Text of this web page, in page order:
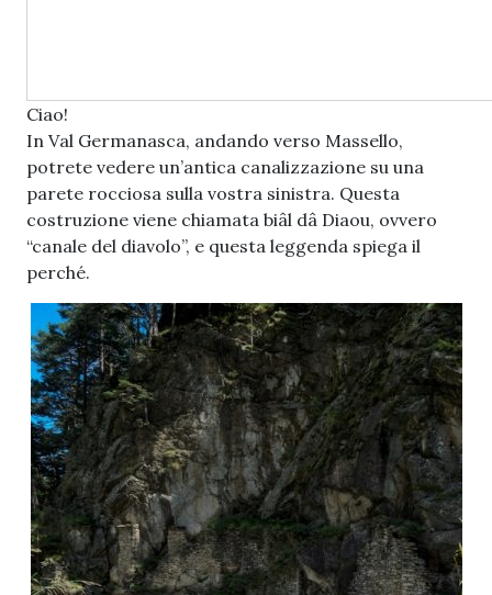
Ciao!
In Val Germanasca, andando verso Massello,
potrete vedere un’antica canalizzazione su una
parete rocciosa sulla vostra sinistra. Questa
costruzione viene chiamata biâl dâ Diaou, ovvero
“canale del diavolo”, e questa leggenda spiega il
perché.